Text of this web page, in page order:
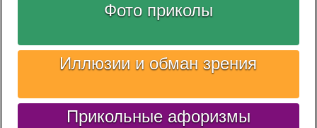
Фото приколы
Иллюзии и обман зрения
Прикольные афоризмы